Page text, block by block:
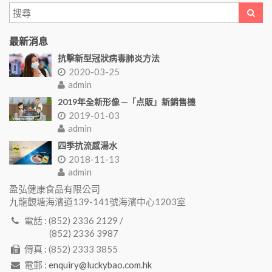
最新消息
抗擊新型冠狀病毒肺炎方法
2020-03-25
admin
2019年全新形像 ─「点販」新銷售機
2019-01-03
admin
四季抗流感湯水
2018-11-13
admin
盈弘健康食品有限公司
九龍觀塘海濱道139-141號海濱中心1203室
電話 : (852) 2336 2129 /
(852) 2336 3987
傳真 : (852) 2333 3855
電郵 : enquiry@luckybao.com.hk